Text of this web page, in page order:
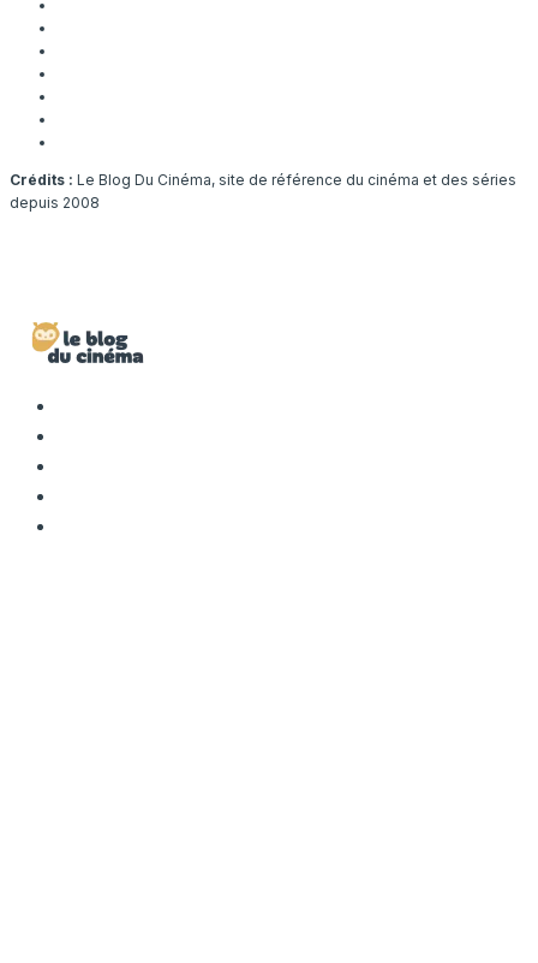
Crédits : Le Blog Du Cinéma, site de référence du cinéma et des séries
depuis 2008